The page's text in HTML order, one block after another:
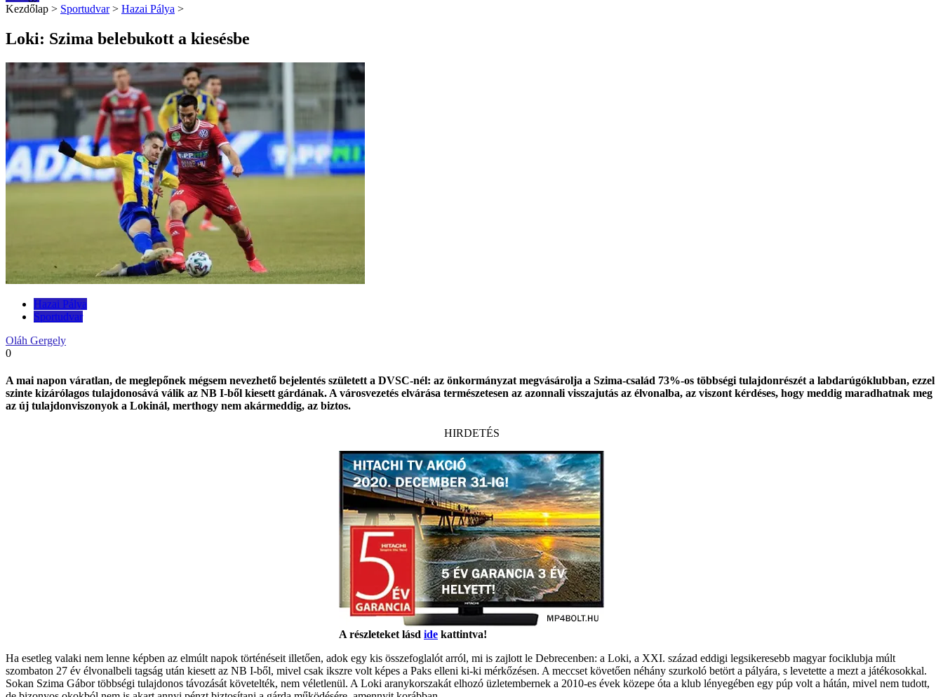
Kezdőlap > Sportudvar > Hazai Pálya >
Loki: Szima belebukott a kiesésbe
Hazai Pálya
Sportudvar
Oláh Gergely
0
A mai napon váratlan, de meglepőnek mégsem nevezhető bejelentés született a DVSC-nél: az önkormányzat megvásárolja a Szima-család 73%-os többségi tulajdonrészét a labdarúgóklubban, ezzel
szinte kizárólagos tulajdonosává válik az NB I-ből kiesett gárdának. A városvezetés elvárása természetesen az azonnali visszajutás az élvonalba, az viszont kérdéses, hogy meddig maradhatnak meg
az új tulajdonviszonyok a Lokinál, merthogy nem akármeddig, az biztos.
HIRDETÉS
A részleteket lásd ide kattintva!
Ha esetleg valaki nem lenne képben az elmúlt napok történéseit illetően, adok egy kis összefoglalót arról, mi is zajlott le Debrecenben: a Loki, a XXI. század eddigi legsikeresebb magyar fociklubja múlt
szombaton 27 év élvonalbeli tagság után kiesett az NB I-ből, mivel csak ikszre volt képes a Paks elleni ki-ki mérkőzésen. A meccset követően néhány szurkoló betört a pályára, s levetette a mezt a játékosokkal.
Sokan Szima Gábor többségi tulajdonos távozását követelték, nem véletlenül. A Loki aranykorszakát elhozó üzletembernek a 2010-es évek közepe óta a klub lényegében egy púp volt a hátán, mivel nem tudott,